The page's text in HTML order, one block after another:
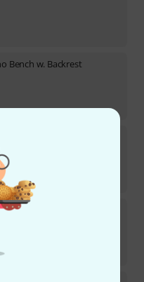
Bench w. Backrest
Lift-o-matic
Bench w. Backrest